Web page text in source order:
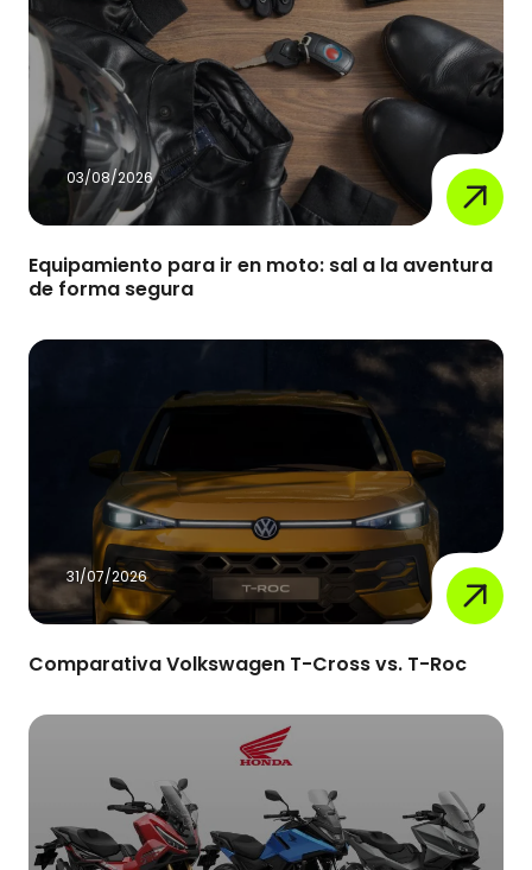
03/08/2026
Equipamiento para ir en moto: sal a la aventura
de forma segura
31/07/2026
Comparativa Volkswagen T-Cross vs. T-Roc